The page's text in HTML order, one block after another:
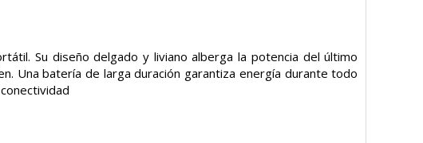
Su diseño delgado y liviano alberga la potencia del último
Una batería de larga duración garantiza energía durante todo